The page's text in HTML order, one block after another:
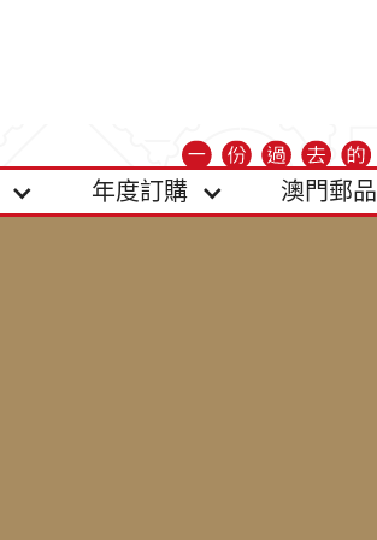
年度訂購 澳門郵品